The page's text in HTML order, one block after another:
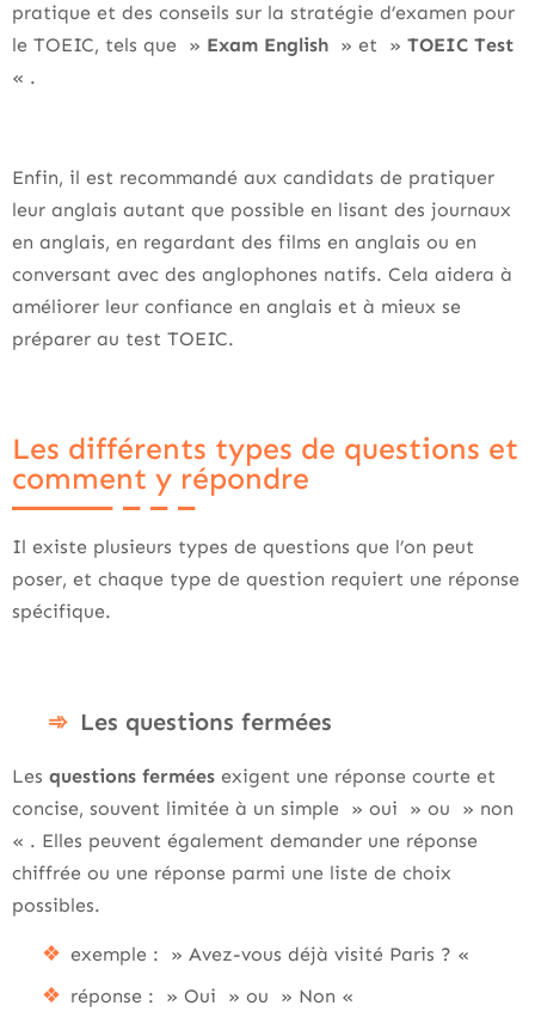
pratique et des conseils sur la stratégie d’examen pour
le TOEIC, tels que » Exam English » et » TOEIC Test
« .
Enfin, il est recommandé aux candidats de pratiquer
leur anglais autant que possible en lisant des journaux
en anglais, en regardant des films en anglais ou en
conversant avec des anglophones natifs. Cela aidera à
améliorer leur confiance en anglais et à mieux se
préparer au test TOEIC.
Les différents types de questions et
comment y répondre
Il existe plusieurs types de questions que l’on peut
poser, et chaque type de question requiert une réponse
spécifique.
Les questions fermées
Les questions fermées exigent une réponse courte et
concise, souvent limitée à un simple » oui » ou » non
« . Elles peuvent également demander une réponse
chiffrée ou une réponse parmi une liste de choix
possibles.
exemple : » Avez-vous déjà visité Paris ? «
réponse : » Oui » ou » Non «